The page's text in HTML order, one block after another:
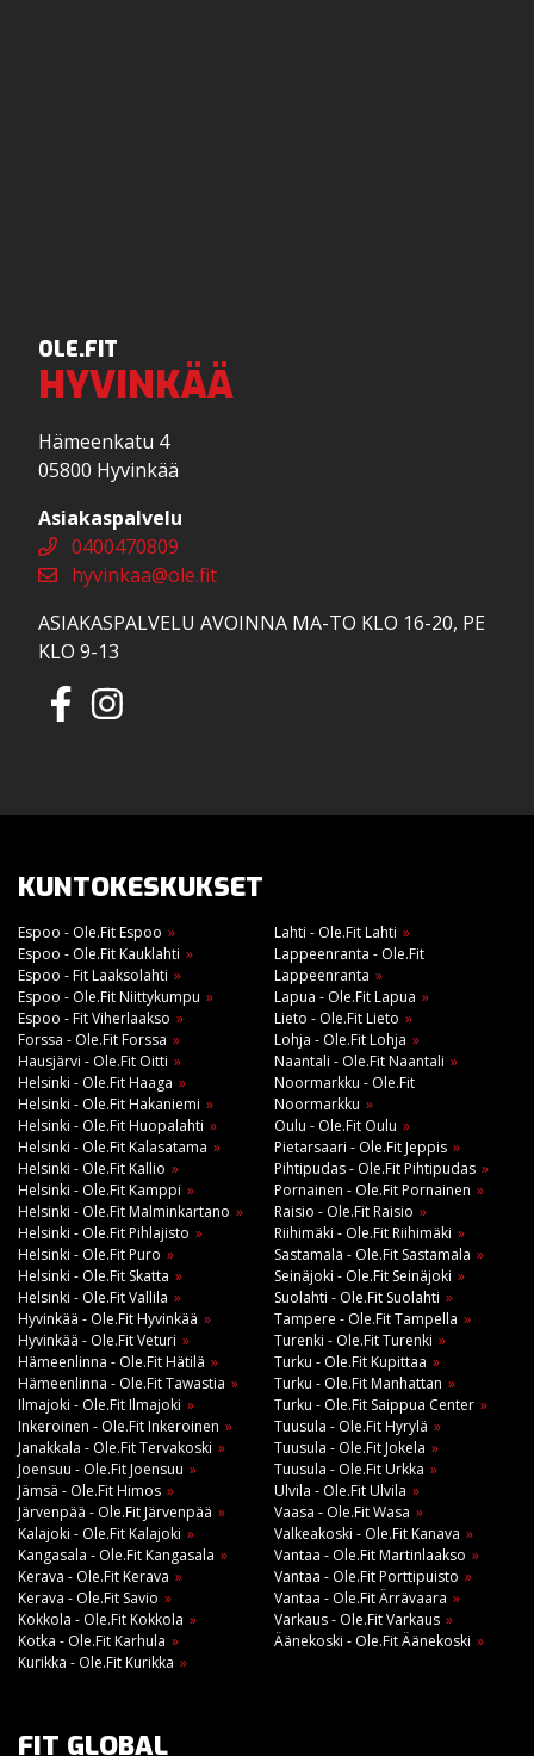
OLE.FIT
HYVINKÄÄ
Hämeenkatu 4
05800 Hyvinkää
Asiakaspalvelu
0400470809
hyvinkaa@ole.fit
ASIAKASPALVELU AVOINNA MA-TO KLO 16-20, PE
KLO 9-13
KUNTOKESKUKSET
Espoo - Ole.Fit Espoo
Espoo - Ole.Fit Kauklahti
Espoo - Fit Laaksolahti
Espoo - Ole.Fit Niittykumpu
Espoo - Fit Viherlaakso
Forssa - Ole.Fit Forssa
Hausjärvi - Ole.Fit Oitti
Helsinki - Ole.Fit Haaga
Helsinki - Ole.Fit Hakaniemi
Helsinki - Ole.Fit Huopalahti
Helsinki - Ole.Fit Kalasatama
Helsinki - Ole.Fit Kallio
Helsinki - Ole.Fit Kamppi
Helsinki - Ole.Fit Malminkartano
Helsinki - Ole.Fit Pihlajisto
Helsinki - Ole.Fit Puro
Helsinki - Ole.Fit Skatta
Helsinki - Ole.Fit Vallila
Hyvinkää - Ole.Fit Hyvinkää
Hyvinkää - Ole.Fit Veturi
Hämeenlinna - Ole.Fit Hätilä
Hämeenlinna - Ole.Fit Tawastia
Ilmajoki - Ole.Fit Ilmajoki
Inkeroinen - Ole.Fit Inkeroinen
Janakkala - Ole.Fit Tervakoski
Joensuu - Ole.Fit Joensuu
Jämsä - Ole.Fit Himos
Järvenpää - Ole.Fit Järvenpää
Kalajoki - Ole.Fit Kalajoki
Kangasala - Ole.Fit Kangasala
Kerava - Ole.Fit Kerava
Kerava - Ole.Fit Savio
Kokkola - Ole.Fit Kokkola
Kotka - Ole.Fit Karhula
Kurikka - Ole.Fit Kurikka
Lahti - Ole.Fit Lahti
Lappeenranta - Ole.Fit
Lappeenranta
Lapua - Ole.Fit Lapua
Lieto - Ole.Fit Lieto
Lohja - Ole.Fit Lohja
Naantali - Ole.Fit Naantali
Noormarkku - Ole.Fit
Noormarkku
Oulu - Ole.Fit Oulu
Pietarsaari - Ole.Fit Jeppis
Pihtipudas - Ole.Fit Pihtipudas
Pornainen - Ole.Fit Pornainen
Raisio - Ole.Fit Raisio
Riihimäki - Ole.Fit Riihimäki
Sastamala - Ole.Fit Sastamala
Seinäjoki - Ole.Fit Seinäjoki
Suolahti - Ole.Fit Suolahti
Tampere - Ole.Fit Tampella
Turenki - Ole.Fit Turenki
Turku - Ole.Fit Kupittaa
Turku - Ole.Fit Manhattan
Turku - Ole.Fit Saippua Center
Tuusula - Ole.Fit Hyrylä
Tuusula - Ole.Fit Jokela
Tuusula - Ole.Fit Urkka
Ulvila - Ole.Fit Ulvila
Vaasa - Ole.Fit Wasa
Valkeakoski - Ole.Fit Kanava
Vantaa - Ole.Fit Martinlaakso
Vantaa - Ole.Fit Porttipuisto
Vantaa - Ole.Fit Ärrävaara
Varkaus - Ole.Fit Varkaus
Äänekoski - Ole.Fit Äänekoski
FIT GLOBAL